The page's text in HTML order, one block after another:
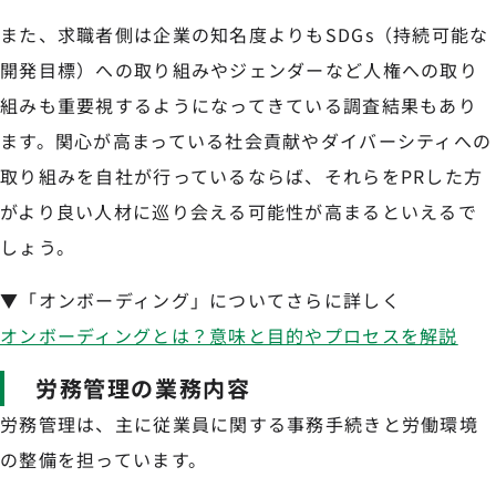
また、求職者側は企業の知名度よりもSDGs（持続可能な
開発目標）への取り組みやジェンダーなど人権への取り
組みも重要視するようになってきている調査結果もあり
ます。関心が高まっている社会貢献やダイバーシティへの
取り組みを自社が行っているならば、それらをPRした方
がより良い人材に巡り会える可能性が高まるといえるで
しょう。
▼「オンボーディング」についてさらに詳しく
オンボーディングとは？意味と目的やプロセスを解説
労務管理の業務内容
労務管理は、主に従業員に関する事務手続きと労働環境
の整備を担っています。